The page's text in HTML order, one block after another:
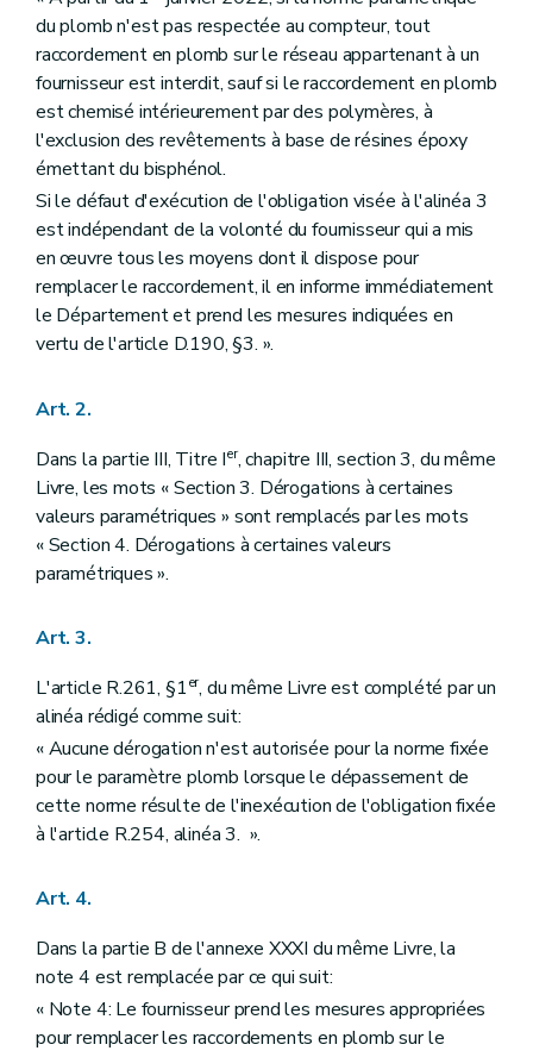
du plomb n'est pas respectée au compteur, tout
raccordement en plomb sur le réseau appartenant à un
fournisseur est interdit, sauf si le raccordement en plomb
est chemisé intérieurement par des polymères, à
l'exclusion des revêtements à base de résines époxy
émettant du bisphénol.
Si le défaut d'exécution de l'obligation visée à l'alinéa 3
est indépendant de la volonté du fournisseur qui a mis
en œuvre tous les moyens dont il dispose pour
remplacer le raccordement, il en informe immédiatement
le Département et prend les mesures indiquées en
vertu de l'article D.190, §3. ».
Art. 2.
Dans la partie III, Titre Ier, chapitre III, section 3, du même
Livre, les mots « Section 3. Dérogations à certaines
valeurs paramétriques » sont remplacés par les mots
« Section 4. Dérogations à certaines valeurs
paramétriques ».
Art. 3.
L'article R.261, §1er, du même Livre est complété par un
alinéa rédigé comme suit:
« Aucune dérogation n'est autorisée pour la norme fixée
pour le paramètre plomb lorsque le dépassement de
cette norme résulte de l'inexécution de l'obligation fixée
à l'article R.254, alinéa 3. ».
Art. 4.
Dans la partie B de l'annexe XXXI du même Livre, la
note 4 est remplacée par ce qui suit:
« Note 4: Le fournisseur prend les mesures appropriées
pour remplacer les raccordements en plomb sur le